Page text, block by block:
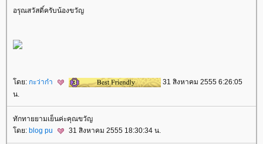
อรุณสวัสดิ์ครับน้องขวัญ
ดย: กะว่าก๋า
31 สิงหาคม 2555 6:26:05
น.
ทักทายยามเย็นค่ะคุณขวัญ
ดย: blog pu 31 สิงหาคม 2555 18:30:34 น.